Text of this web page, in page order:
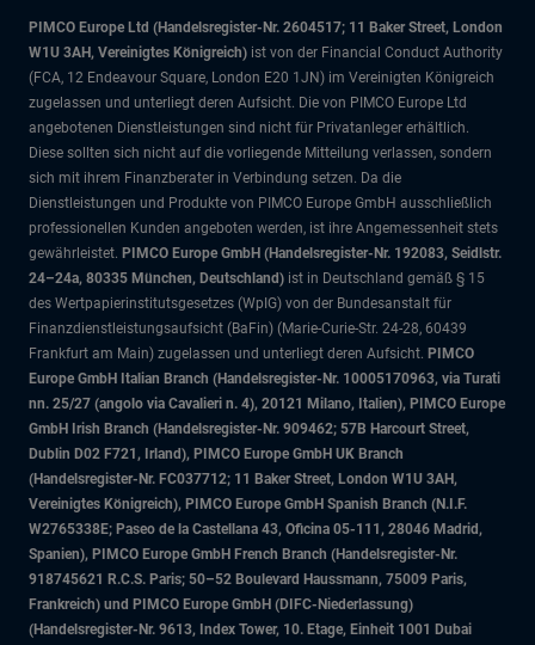
PIMCO Europe Ltd (Handelsregister-Nr. 2604517; 11 Baker Street, London
W1U 3AH, Vereinigtes Königreich) ist von der Financial Conduct Authority
(FCA, 12 Endeavour Square, London E20 1JN) im Vereinigten Königreich
zugelassen und unterliegt deren Aufsicht. Die von PIMCO Europe Ltd
angebotenen Dienstleistungen sind nicht für Privatanleger erhältlich.
Diese sollten sich nicht auf die vorliegende Mitteilung verlassen, sondern
sich mit ihrem Finanzberater in Verbindung setzen. Da die
Dienstleistungen und Produkte von PIMCO Europe GmbH ausschließlich
professionellen Kunden angeboten werden, ist ihre Angemessenheit stets
gewährleistet. PIMCO Europe GmbH (Handelsregister-Nr. 192083, Seidlstr.
24–24a, 80335 München, Deutschland) ist in Deutschland gemäß § 15
des Wertpapierinstitutsgesetzes (WpIG) von der Bundesanstalt für
Finanzdienstleistungsaufsicht (BaFin) (Marie-Curie-Str. 24-28, 60439
Frankfurt am Main) zugelassen und unterliegt deren Aufsicht. PIMCO
Europe GmbH Italian Branch (Handelsregister-Nr. 10005170963, via Turati
nn. 25/27 (angolo via Cavalieri n. 4), 20121 Milano, Italien), PIMCO Europe
GmbH Irish Branch (Handelsregister-Nr. 909462; 57B Harcourt Street,
Dublin D02 F721, Irland), PIMCO Europe GmbH UK Branch
(Handelsregister-Nr. FC037712; 11 Baker Street, London W1U 3AH,
Vereinigtes Königreich), PIMCO Europe GmbH Spanish Branch (N.I.F.
W2765338E; Paseo de la Castellana 43, Oficina 05-111, 28046 Madrid,
Spanien), PIMCO Europe GmbH French Branch (Handelsregister-Nr.
918745621 R.C.S. Paris; 50–52 Boulevard Haussmann, 75009 Paris,
Frankreich) und PIMCO Europe GmbH (DIFC-Niederlassung)
(Handelsregister-Nr. 9613, Index Tower, 10. Etage, Einheit 1001 Dubai